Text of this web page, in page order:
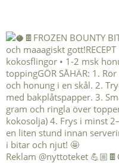
Reklam @nyttoteket